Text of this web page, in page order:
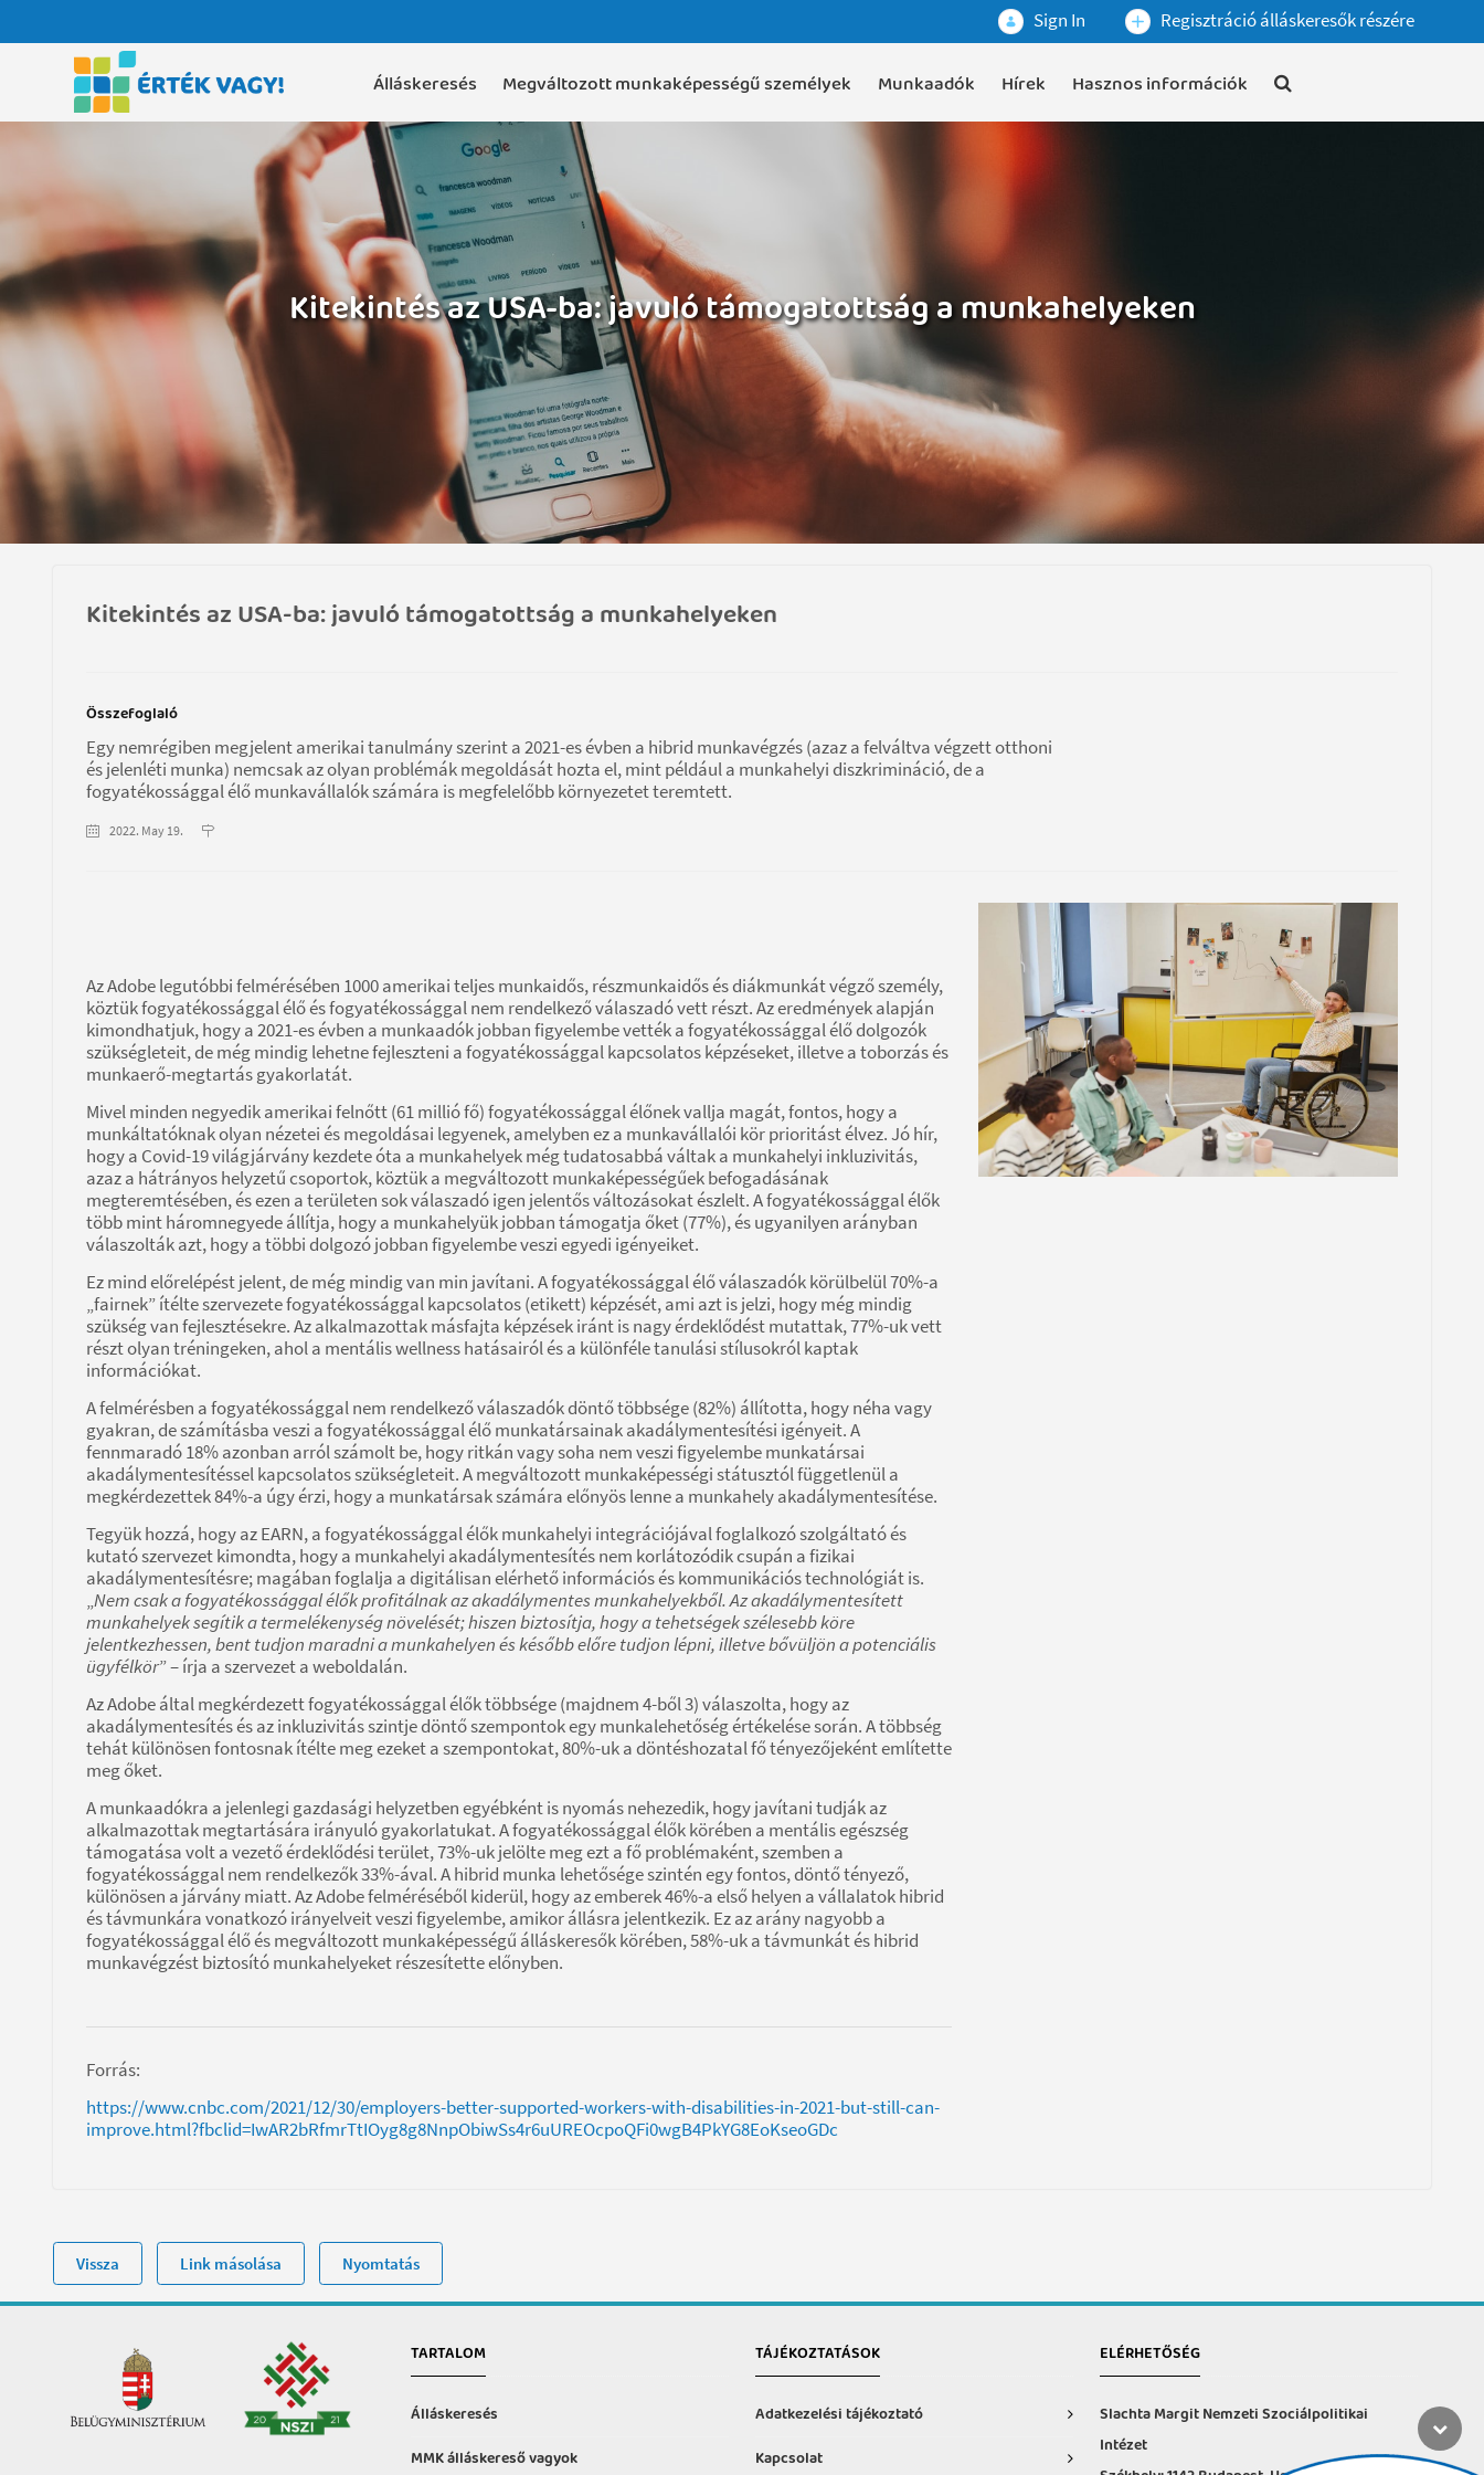
Sign In Regisztráció álláskeresők részére
Álláskeresés Megváltozott munkaképességű személyek Munkaadók Hírek Hasznos információk
Kitekintés az USA-ba: javuló támogatottság a munkahelyeken
Kitekintés az USA-ba: javuló támogatottság a munkahelyeken
Összefoglaló
Egy nemrégiben megjelent amerikai tanulmány szerint a 2021-es évben a hibrid munkavégzés (azaz a felváltva végzett otthoni
és jelenléti munka) nemcsak az olyan problémák megoldását hozta el, mint például a munkahelyi diszkrimináció, de a
fogyatékossággal élő munkavállalók számára is megfelelőbb környezetet teremtett.
2022. May 19.
Az Adobe legutóbbi felmérésében 1000 amerikai teljes munkaidős, részmunkaidős és diákmunkát végző személy,
köztük fogyatékossággal élő és fogyatékossággal nem rendelkező válaszadó vett részt. Az eredmények alapján
kimondhatjuk, hogy a 2021-es évben a munkaadók jobban figyelembe vették a fogyatékossággal élő dolgozók
szükségleteit, de még mindig lehetne fejleszteni a fogyatékossággal kapcsolatos képzéseket, illetve a toborzás és
munkaerő-megtartás gyakorlatát.
Mivel minden negyedik amerikai felnőtt (61 millió fő) fogyatékossággal élőnek vallja magát, fontos, hogy a
munkáltatóknak olyan nézetei és megoldásai legyenek, amelyben ez a munkavállalói kör prioritást élvez. Jó hír,
hogy a Covid-19 világjárvány kezdete óta a munkahelyek még tudatosabbá váltak a munkahelyi inkluzivitás,
azaz a hátrányos helyzetű csoportok, köztük a megváltozott munkaképességűek befogadásának
megteremtésében, és ezen a területen sok válaszadó igen jelentős változásokat észlelt. A fogyatékossággal élők
több mint háromnegyede állítja, hogy a munkahelyük jobban támogatja őket (77%), és ugyanilyen arányban
válaszolták azt, hogy a többi dolgozó jobban figyelembe veszi egyedi igényeiket.
Ez mind előrelépést jelent, de még mindig van min javítani. A fogyatékossággal élő válaszadók körülbelül 70%-a
„fairnek” ítélte szervezete fogyatékossággal kapcsolatos (etikett) képzését, ami azt is jelzi, hogy még mindig
szükség van fejlesztésekre. Az alkalmazottak másfajta képzések iránt is nagy érdeklődést mutattak, 77%-uk vett
részt olyan tréningeken, ahol a mentális wellness hatásairól és a különféle tanulási stílusokról kaptak
információkat.
A felmérésben a fogyatékossággal nem rendelkező válaszadók döntő többsége (82%) állította, hogy néha vagy
gyakran, de számításba veszi a fogyatékossággal élő munkatársainak akadálymentesítési igényeit. A
fennmaradó 18% azonban arról számolt be, hogy ritkán vagy soha nem veszi figyelembe munkatársai
akadálymentesítéssel kapcsolatos szükségleteit. A megváltozott munkaképességi státusztól függetlenül a
megkérdezettek 84%-a úgy érzi, hogy a munkatársak számára előnyös lenne a munkahely akadálymentesítése.
Tegyük hozzá, hogy az EARN, a fogyatékossággal élők munkahelyi integrációjával foglalkozó szolgáltató és
kutató szervezet kimondta, hogy a munkahelyi akadálymentesítés nem korlátozódik csupán a fizikai
akadálymentesítésre; magában foglalja a digitálisan elérhető információs és kommunikációs technológiát is.
„Nem csak a fogyatékossággal élők profitálnak az akadálymentes munkahelyekből. Az akadálymentesített
munkahelyek segítik a termelékenység növelését; hiszen biztosítja, hogy a tehetségek szélesebb köre
jelentkezhessen, bent tudjon maradni a munkahelyen és később előre tudjon lépni, illetve bővüljön a potenciális
ügyfélkör” – írja a szervezet a weboldalán.
Az Adobe által megkérdezett fogyatékossággal élők többsége (majdnem 4-ből 3) válaszolta, hogy az
akadálymentesítés és az inkluzivitás szintje döntő szempontok egy munkalehetőség értékelése során. A többség
tehát különösen fontosnak ítélte meg ezeket a szempontokat, 80%-uk a döntéshozatal fő tényezőjeként említette
meg őket.
A munkaadókra a jelenlegi gazdasági helyzetben egyébként is nyomás nehezedik, hogy javítani tudják az
alkalmazottak megtartására irányuló gyakorlatukat. A fogyatékossággal élők körében a mentális egészség
támogatása volt a vezető érdeklődési terület, 73%-uk jelölte meg ezt a fő problémaként, szemben a
fogyatékossággal nem rendelkezők 33%-ával. A hibrid munka lehetősége szintén egy fontos, döntő tényező,
különösen a járvány miatt. Az Adobe felméréséből kiderül, hogy az emberek 46%-a első helyen a vállalatok hibrid
és távmunkára vonatkozó irányelveit veszi figyelembe, amikor állásra jelentkezik. Ez az arány nagyobb a
fogyatékossággal élő és megváltozott munkaképességű álláskeresők körében, 58%-uk a távmunkát és hibrid
munkavégzést biztosító munkahelyeket részesítette előnyben.
Forrás:
https://www.cnbc.com/2021/12/30/employers-better-supported-workers-with-disabilities-in-2021-but-still-can-
improve.html?fbclid=IwAR2bRfmrTtIOyg8g8NnpObiwSs4r6uUREOcpoQFi0wgB4PkYG8EoKseoGDc
Vissza Link másolása Nyomtatás
TARTALOM
Álláskeresés
MMK álláskereső vagyok
TÁJÉKOZTATÁSOK
Adatkezelési tájékoztató
Kapcsolat
ELÉRHETŐSÉG
Slachta Margit Nemzeti Szociálpolitikai
Intézet